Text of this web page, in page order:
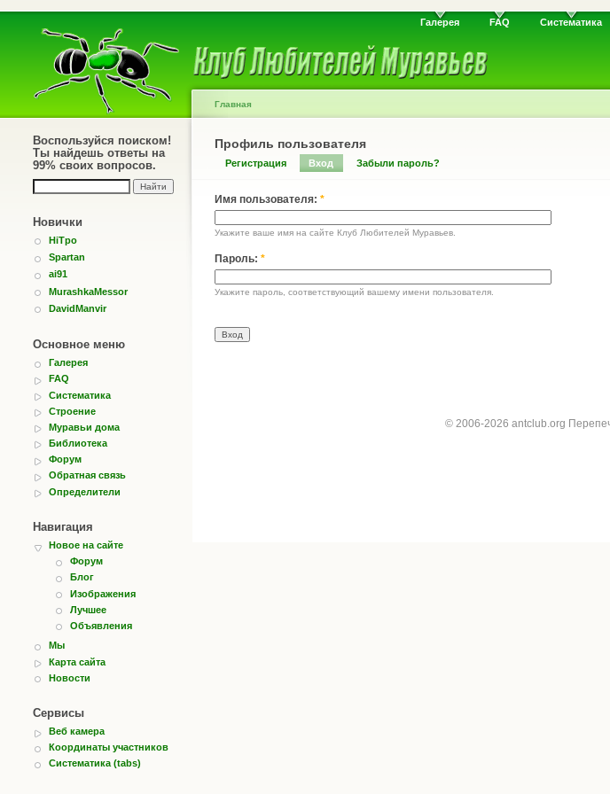
Галерея FAQ Систематика
Воспользуйся поиском!
Ты найдешь ответы на
99% своих вопросов.
Новички
HiTpo
Spartan
ai91
MurashkaMessor
DavidManvir
Основное меню
Галерея
FAQ
Систематика
Строение
Муравьи дома
Библиотека
Форум
Обратная связь
Определители
Навигация
Новое на сайте
Форум
Блог
Изображения
Лучшее
Объявления
Мы
Карта сайта
Новости
Сервисы
Веб камера
Координаты участников
Систематика (tabs)
Главная
Профиль пользователя
Регистрация Вход Забыли пароль?
Имя пользователя: *
Укажите ваше имя на сайте Клуб Любителей Муравьев.
Пароль: *
Укажите пароль, соответствующий вашему имени пользователя.
© 2006-2026 antclub.org